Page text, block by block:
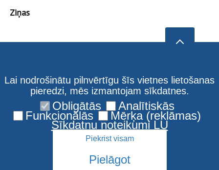
Ziņas
Lai nodrošinātu pilnvērtīgu šīs vietnes lietošanas
pieredzi, mēs izmantojam sīkdatnes.
Obligātās Analītiskās
Funkcionālās Mērķa (reklāmas)
Sīkdatņu noteikumi LU
Piekrist visam
Pielāgot